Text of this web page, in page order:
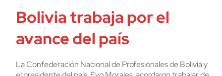
Bolivia trabaja por el
avance del país
La Confederación Nacional de Profesionales de Bolivia y